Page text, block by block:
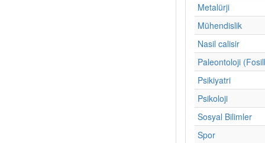
Metalürji
Mühendislik
Nasil calisir
Paleontoloji
Psikiyatri
Psikoloji
Sosyal Bilimler
Spor